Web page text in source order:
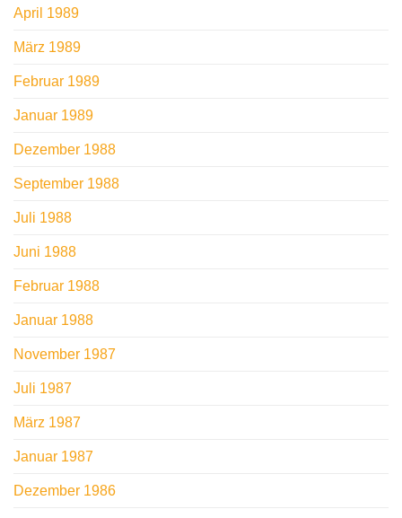
April 1989
März 1989
Februar 1989
Januar 1989
Dezember 1988
September 1988
Juli 1988
Juni 1988
Februar 1988
Januar 1988
November 1987
Juli 1987
März 1987
Januar 1987
Dezember 1986